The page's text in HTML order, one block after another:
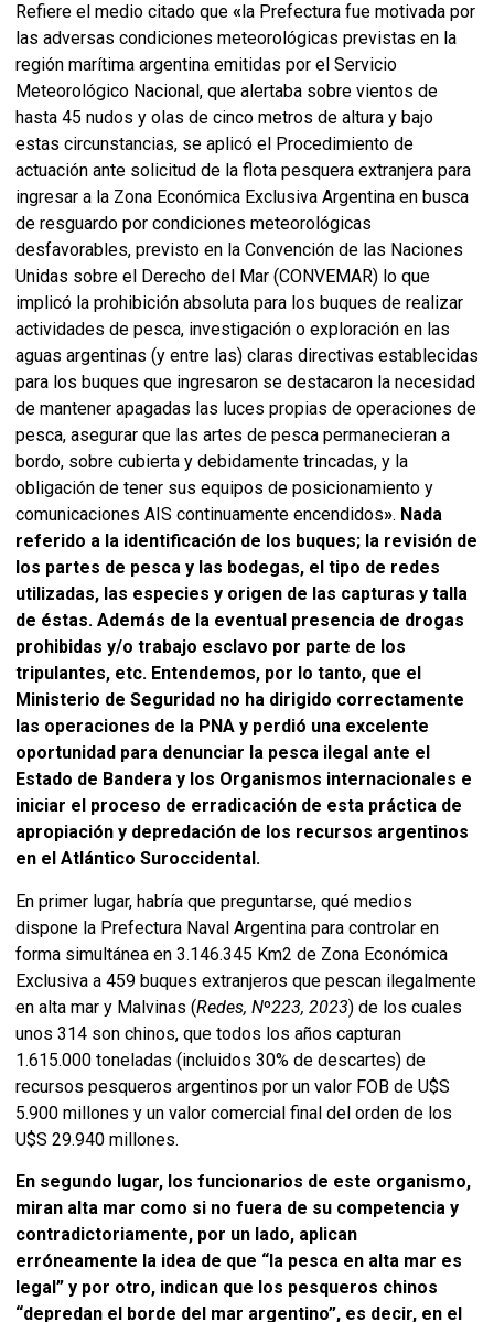
Refiere el medio citado que « la Prefectura fue motivada por
las adversas condiciones meteorológicas previstas en la
región marítima argentina emitidas por el Servicio
Meteorológico Nacional, que alertaba sobre vientos de
hasta 45 nudos y olas de cinco metros de altura y bajo
estas circunstancias, se aplicó el Procedimiento de
actuación ante solicitud de la flota pesquera extranjera para
ingresar a la Zona Económica Exclusiva Argentina en busca
de resguardo por condiciones meteorológicas
desfavorables, previsto en la Convención de las Naciones
Unidas sobre el Derecho del Mar (CONVEMAR) lo que
implicó la prohibición absoluta para los buques de realizar
actividades de pesca, investigación o exploración en las
aguas argentinas (y entre las) claras directivas establecidas
para los buques que ingresaron se destacaron la necesidad
de mantener apagadas las luces propias de operaciones de
pesca, asegurar que las artes de pesca permanecieran a
bordo, sobre cubierta y debidamente trincadas, y la
obligación de tener sus equipos de posicionamiento y
comunicaciones AIS continuamente encendidos». Nada
referido a la identificación de los buques; la revisión de
los partes de pesca y las bodegas, el tipo de redes
utilizadas, las especies y origen de las capturas y talla
de éstas. Además de la eventual presencia de drogas
prohibidas y/o trabajo esclavo por parte de los
tripulantes, etc. Entendemos, por lo tanto, que el
Ministerio de Seguridad no ha dirigido correctamente
las operaciones de la PNA y perdió una excelente
oportunidad para denunciar la pesca ilegal ante el
Estado de Bandera y los Organismos internacionales e
iniciar el proceso de erradicación de esta práctica de
apropiación y depredación de los recursos argentinos
en el Atlántico Suroccidental.
En primer lugar, habría que preguntarse, qué medios
dispone la Prefectura Naval Argentina para controlar en
forma simultánea en 3.146.345 Km2 de Zona Económica
Exclusiva a 459 buques extranjeros que pescan ilegalmente
en alta mar y Malvinas (Redes, Nº223, 2023) de los cuales
unos 314 son chinos, que todos los años capturan
1.615.000 toneladas (incluidos 30% de descartes) de
recursos pesqueros argentinos por un valor FOB de U$S
5.900 millones y un valor comercial final del orden de los
U$S 29.940 millones.
En segundo lugar, los funcionarios de este organismo,
miran alta mar como si no fuera de su competencia y
contradictoriamente, por un lado, aplican
erróneamente la idea de que “la pesca en alta mar es
legal” y por otro, indican que los pesqueros chinos
“depredan el borde del mar argentino”, es decir, en el